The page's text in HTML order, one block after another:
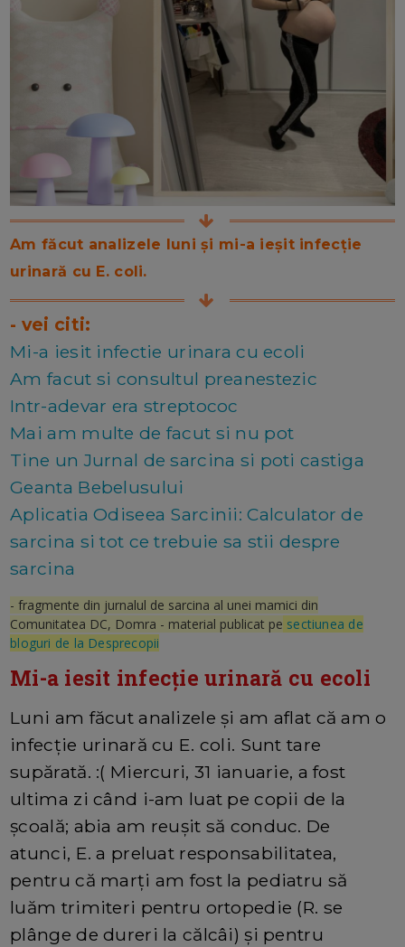
Am făcut analizele luni și mi-a ieșit infecție
urinară cu E. coli.
- vei citi:
Mi-a iesit infectie urinara cu ecoli
Am facut si consultul preanestezic
Intr-adevar era streptococ
Mai am multe de facut si nu pot
Tine un Jurnal de sarcina si poti castiga
Geanta Bebelusului
Aplicatia Odiseea Sarcinii: Calculator de
sarcina si tot ce trebuie sa stii despre
sarcina
- fragmente din jurnalul de sarcina al unei mamici din
Comunitatea DC, Domra - material publicat pe sectiunea de
bloguri de la Desprecopii
Mi-a iesit infecție urinară cu ecoli
Luni am făcut analizele și am aflat că am o
infecție urinară cu E. coli. Sunt tare
supărată. :( Miercuri, 31 ianuarie, a fost
ultima zi când i-am luat pe copii de la
școală; abia am reușit să conduc. De
atunci, E. a preluat responsabilitatea,
pentru că marți am fost la pediatru să
luăm trimiteri pentru ortopedie (R. se
plânge de dureri la călcâi) și pentru